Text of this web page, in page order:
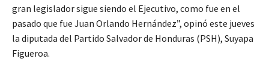
gran legislador sigue siendo el Ejecutivo, como fue en el
pasado que fue Juan Orlando Hernández”, opinó este jueves
la diputada del Partido Salvador de Honduras (PSH), Suyapa
Figueroa.